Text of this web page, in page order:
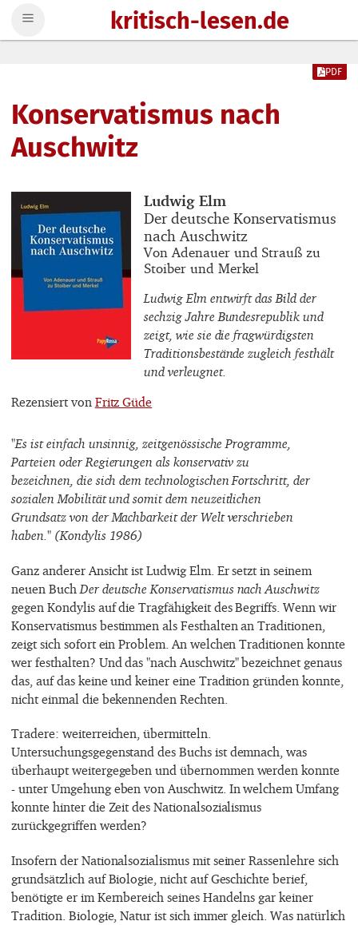
kritisch-lesen.de
Konservatismus nach
Auschwitz
PDF
Buchautor_innen
Ludwig Elm
Buchtitel
Der deutsche Konservatismus
nach Auschwitz
Buchuntertitel
Von Adenauer und Strauß zu
Stoiber und Merkel
Ludwig Elm entwirft das Bild der
sechzig Jahre Bundesrepublik und
zeigt, wie sie die fragwürdigsten
Traditionsbestände zugleich festhält
und verleugnet.
Rezensiert von Fritz Güde
"Es ist einfach unsinnig, zeitgenössische Programme,
Parteien oder Regierungen als konservativ zu
bezeichnen, die sich dem technologischen Fortschritt, der
sozialen Mobilität und somit dem neuzeitlichen
Grundsatz von der Machbarkeit der Welt verschrieben
haben." (Kondylis 1986)
Ganz anderer Ansicht ist Ludwig Elm. Er setzt in seinem
neuen Buch Der deutsche Konservatismus nach Auschwitz
gegen Kondylis auf die Tragfähigkeit des Begriffs. Wenn wir
Konservatismus bestimmen als Festhalten an Traditionen,
zeigt sich sofort ein Problem. An welchen Traditionen konnte
wer festhalten? Und das "nach Auschwitz" bezeichnet genaus
das, auf das keine und keiner eine Tradition gründen konnte,
nicht einmal die bekennenden Rechten.
Tradere: weiterreichen, übermitteln.
Untersuchungsgegenstand des Buchs ist demnach, was
überhaupt weitergegeben und übernommen werden konnte
- unter Umgehung eben von Auschwitz. In welchem Umfang
konnte hinter die Zeit des Nationalsozialismus
zurückgegriffen werden?
Insofern der Nationalsozialismus mit seiner Rassenlehre sich
grundsätzlich auf Biologie, nicht auf Geschichte berief,
benötigte er im Kernbereich seines Handelns gar keiner
Tradition. Biologie, Natur ist sich immer gleich. Was natürlich